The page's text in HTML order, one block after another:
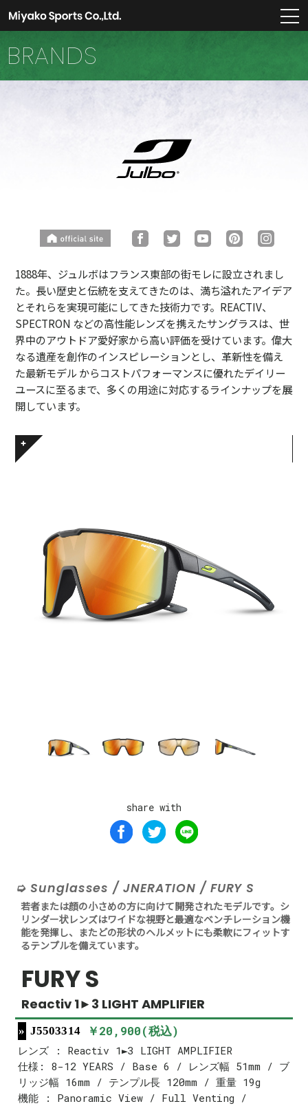
BRANDS
1888年、ジュルボはフランス東部の街モレに設立されまし
た。長い歴史と伝統を支えてきたのは、満ち溢れたアイデア
とそれらを実現可能にしてきた技術力です。REACTIV、
SPECTRON などの高性能レンズを携えたサングラスは、世
界中のアウトドア愛好家から高い評価を受けています。偉大
なる遺産を創作のインスピレーションとし、革新性を備え
た最新モデル からコストパフォーマンスに優れたデイリー
ユースに至るまで、多くの用途に対応するラインナップを展
開しています。
share with
Sunglasses / JNERATION / FURY S
若者または顔の小さめの方に向けて開発されたモデルです。シ
リンダー状レンズはワイドな視野と最適なベンチレーション機
能を発揮し、またどの形状のヘルメットにも柔軟にフィットす
るテンプルを備えています。
FURY S
Reactiv 1►3 LIGHT AMPLIFIER
J5503314 ￥20,900(税込)
レンズ : Reactiv 1►3 LIGHT AMPLIFIER
仕様: 8-12 YEARS / Base 6 / レンズ幅 51mm / ブ
リッジ幅 16mm / テンプル長 120mm / 重量 19g
機能 : Panoramic View / Full Venting /